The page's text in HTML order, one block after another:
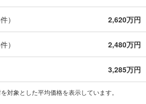
件） 2,620万円
件） 2,480万円
3,285万円
対象とした平均価格を表示しています。